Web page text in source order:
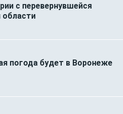
с перевернувшейся
области
погода будет в Воронеже